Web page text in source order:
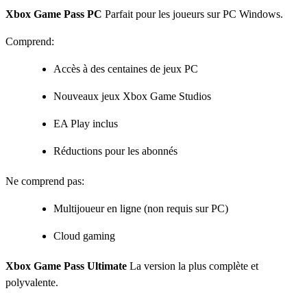
Xbox Game Pass PC Parfait pour les joueurs sur PC Windows.
Comprend:
Accès à des centaines de jeux PC
Nouveaux jeux Xbox Game Studios
EA Play inclus
Réductions pour les abonnés
Ne comprend pas:
Multijoueur en ligne (non requis sur PC)
Cloud gaming
Xbox Game Pass Ultimate La version la plus complète et
polyvalente.